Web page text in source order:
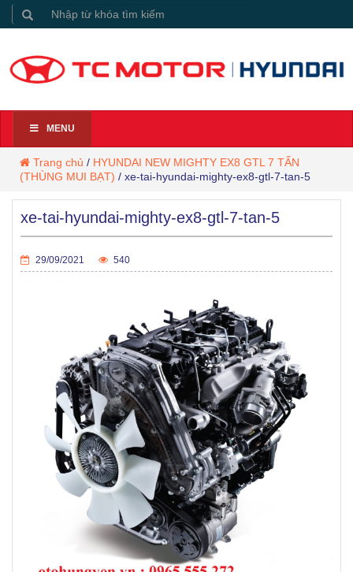
MENU
Trang chủ / HYUNDAI NEW MIGHTY EX8 GTL 7 TẤN
(THÙNG MUI BẠT) / xe-tai-hyundai-mighty-ex8-gtl-7-tan-5
xe-tai-hyundai-mighty-ex8-gtl-7-tan-5
29/09/2021 540